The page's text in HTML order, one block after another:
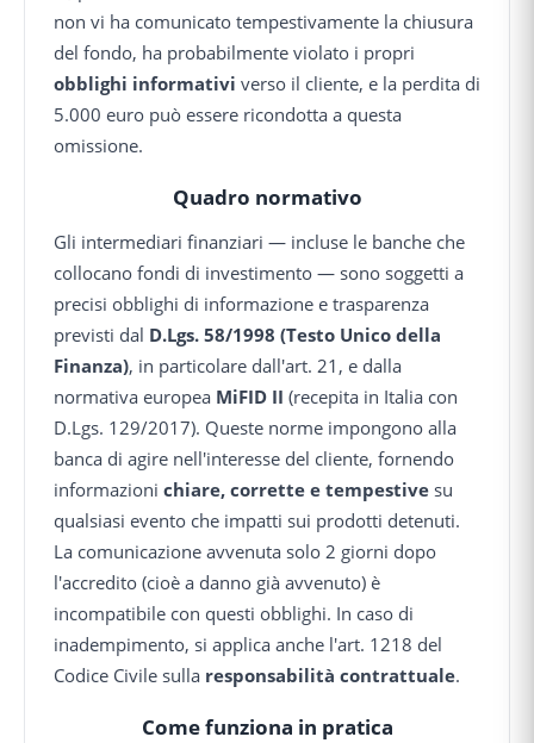
non vi ha comunicato tempestivamente la chiusura
del fondo, ha probabilmente violato i propri
obblighi informativi verso il cliente, e la perdita di
5.000 euro può essere ricondotta a questa
omissione.
Quadro normativo
Gli intermediari finanziari — incluse le banche che
collocano fondi di investimento — sono soggetti a
precisi obblighi di informazione e trasparenza
previsti dal D.Lgs. 58/1998 (Testo Unico della
Finanza), in particolare dall'art. 21, e dalla
normativa europea MiFID II (recepita in Italia con
D.Lgs. 129/2017). Queste norme impongono alla
banca di agire nell'interesse del cliente, fornendo
informazioni chiare, corrette e tempestive su
qualsiasi evento che impatti sui prodotti detenuti.
La comunicazione avvenuta solo 2 giorni dopo
l'accredito (cioè a danno già avvenuto) è
incompatibile con questi obblighi. In caso di
inadempimento, si applica anche l'art. 1218 del
Codice Civile sulla responsabilità contrattuale.
Come funziona in pratica